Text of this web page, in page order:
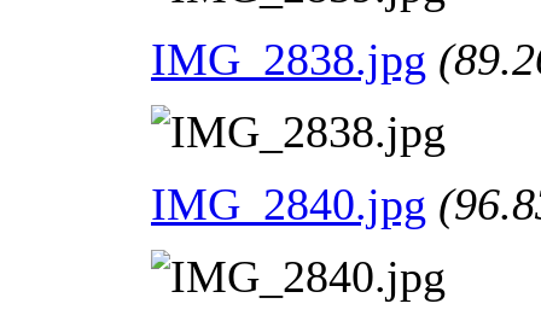
IMG_2838.jpg
IMG_2840.jpg